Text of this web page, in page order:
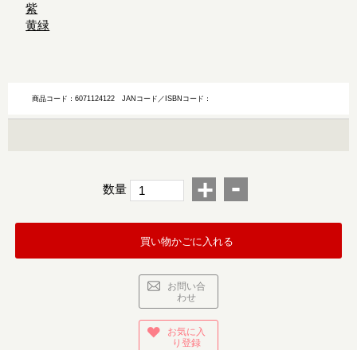
紫
黄緑
商品コード：6071124122JANコード／ISBNコード：
数量 + -
買い物かごに入れる
お問い合
わせ
お気に入
り登録